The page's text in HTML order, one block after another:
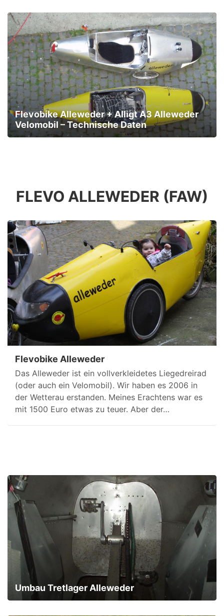
Flevobike Alleweder + Alligt A3 Alleweder
Velomobil – Technische Daten
FLEVO ALLEWEDER (FAW)
Flevobike Alleweder
Das Alleweder ist ein vollverkleidetes Liegedreirad
(oder auch ein Velomobil). Wir haben es 2006 in
der Wetterau erstanden. Meines Erachtens war es
mit 1500 Euro etwas zu teuer. Aber der…
Umbau Tretlager Alleweder